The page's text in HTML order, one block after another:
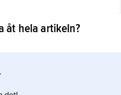
mot Nybroån.
åt hela artikeln?